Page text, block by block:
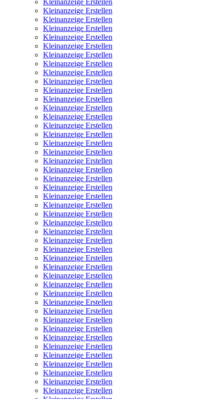
Kleinanzeige Erstellen
Kleinanzeige Erstellen
Kleinanzeige Erstellen
Kleinanzeige Erstellen
Kleinanzeige Erstellen
Kleinanzeige Erstellen
Kleinanzeige Erstellen
Kleinanzeige Erstellen
Kleinanzeige Erstellen
Kleinanzeige Erstellen
Kleinanzeige Erstellen
Kleinanzeige Erstellen
Kleinanzeige Erstellen
Kleinanzeige Erstellen
Kleinanzeige Erstellen
Kleinanzeige Erstellen
Kleinanzeige Erstellen
Kleinanzeige Erstellen
Kleinanzeige Erstellen
Kleinanzeige Erstellen
Kleinanzeige Erstellen
Kleinanzeige Erstellen
Kleinanzeige Erstellen
Kleinanzeige Erstellen
Kleinanzeige Erstellen
Kleinanzeige Erstellen
Kleinanzeige Erstellen
Kleinanzeige Erstellen
Kleinanzeige Erstellen
Kleinanzeige Erstellen
Kleinanzeige Erstellen
Kleinanzeige Erstellen
Kleinanzeige Erstellen
Kleinanzeige Erstellen
Kleinanzeige Erstellen
Kleinanzeige Erstellen
Kleinanzeige Erstellen
Kleinanzeige Erstellen
Kleinanzeige Erstellen
Kleinanzeige Erstellen
Kleinanzeige Erstellen
Kleinanzeige Erstellen
Kleinanzeige Erstellen
Kleinanzeige Erstellen